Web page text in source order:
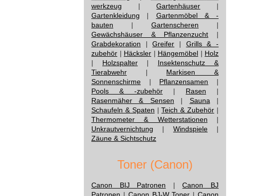
werkzeug |Gartenhäuser |
Gartenkleidung | Gartenmöbel & -
bauten | Gartenscheren |
Gewächshäuser & Pflanzenzucht |
Grabdekoration |Greifer | Grills & -
zubehör | Häcksler | Hängemöbel | Holz
| Holzspalter | Insektenschutz &
Tierabwehr | Markisen &
Sonnenschirme | Pflanzensamen |
Pools & -zubehör | Rasen |
Rasenmäher & Sensen | Sauna |
Schaufeln & Spaten |Teich & Zubehör |
Thermometer & Wetterstationen |
Unkrautvernichtung | Windspiele |
Zäune & Sichtschutz
Toner (Canon)
Canon BIJ Patronen |Canon BJ